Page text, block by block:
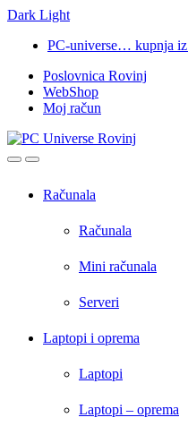
Dark Light
navigation
content
PC-universe… kupnja iz
Poslovnica Rovinj
WebShop
Moj račun
OpenClose
Računala
Računala
Mini računala
Serveri
Laptopi i oprema
Laptopi
Laptopi – oprema